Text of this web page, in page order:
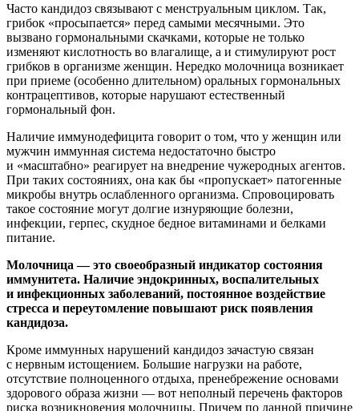
Часто кандидоз связывают с менструальным циклом. Так,
грибок «просыпается» перед самыми месячными. Это
вызвано гормональными скачками, которые не только
изменяют кислотность во влагалище, а и стимулируют рост
грибков в организме женщин. Нередко молочница возникает
при приеме (особенно длительном) оральных гормональных
контрацептивов, которые нарушают естественный
гормональный фон.
Наличие иммунодефицита говорит о том, что у женщин или
мужчин иммунная система недостаточно быстро
и «масштабно» реагирует на внедрение чужеродных агентов.
При таких состояниях, она как бы «пропускает» патогенные
микробы внутрь ослабленного организма. Спровоцировать
такое состояние могут долгие изнуряющие болезни,
инфекции, герпес, скудное бедное витаминами и белками
питание.
Молочница — это своеобразный индикатор состояния
иммунитета. Наличие эндокринных, воспалительных
и инфекционных заболеваний, постоянное воздействие
стресса и переутомление повышают риск появления
кандидоза.
Кроме иммунных нарушений кандидоз зачастую связан
с нервным истощением. Большие нагрузки на работе,
отсутствие полноценного отдыха, пренебрежение основами
здорового образа жизни — вот неполный перечень факторов
риска возникновения молочницы. Причем по данной причине